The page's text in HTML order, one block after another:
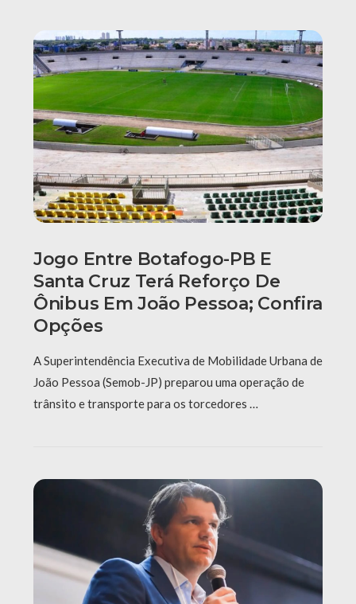
Jogo Entre Botafogo-PB E
Santa Cruz Terá Reforço De
Ônibus Em João Pessoa; Confira
Opções
A Superintendência Executiva de Mobilidade Urbana de
João Pessoa (Semob-JP) preparou uma operação de
trânsito e transporte para os torcedores …